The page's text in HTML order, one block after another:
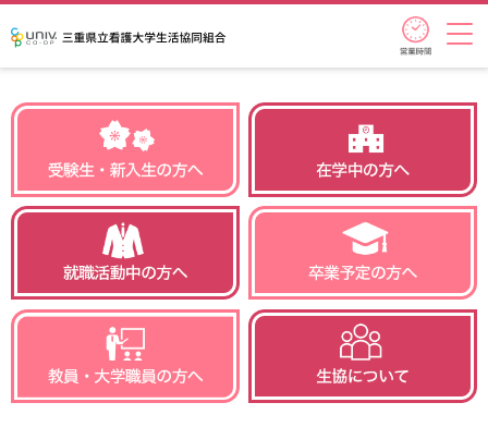
三重県立看護大学生活協同組合
営業時